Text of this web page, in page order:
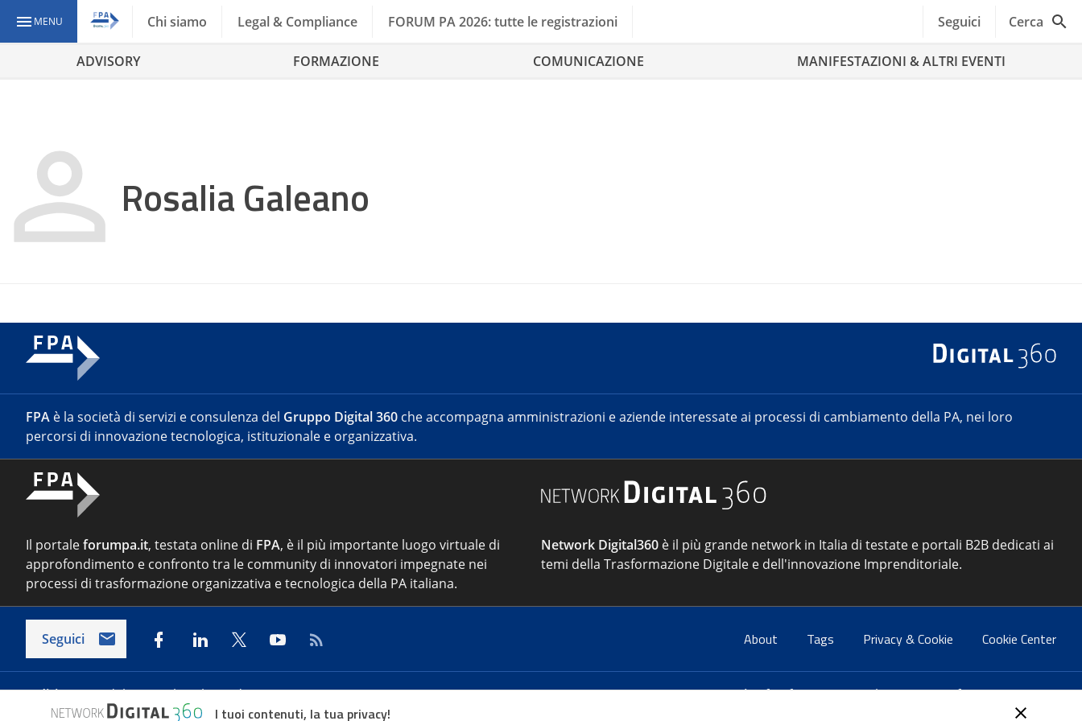
MENU Chi siamo Legal & Compliance FORUM PA 2026: tutte le registrazioni Seguici Cerca
ADVISORY FORMAZIONE COMUNICAZIONE MANIFESTAZIONI & ALTRI EVENTI
Rosalia Galeano
FPA è la società di servizi e consulenza del Gruppo Digital 360 che accompagna amministrazioni e aziende interessate ai processi di cambiamento della PA, nei loro
percorsi di innovazione tecnologica, istituzionale e organizzativa.
Il portaleforumpa.it, testata online di FPA, è il più importante luogo virtuale di
approfondimento e confronto tra le community di innovatori impegnate nei
processi di trasformazione organizzativa e tecnologica della PA italiana.
Network Digital360 è il più grande network in Italia di testate e portali B2B dedicati ai
temi della Trasformazione Digitale e dell'innovazione Imprenditoriale.
Seguici About Tags Privacy & Cookie Cookie Center
Indirizzo:Via del Porto Fluviale 67/d – 00154 Roma Contatti:info@forumpa.it- tel. 06 684251 - fax. 06 68425433
I tuoi contenuti, la tua privacy!